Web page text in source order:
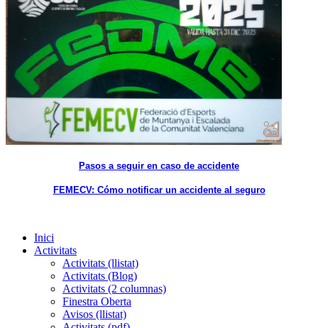
Pasos a seguir en caso de accidente
FEMECV: Cómo notificar un accidente al seguro
Inici
Activitats
Activitats (llistat)
Activitats (Blog)
Activitats (2 columnas)
Finestra Oberta
Avisos (llistat)